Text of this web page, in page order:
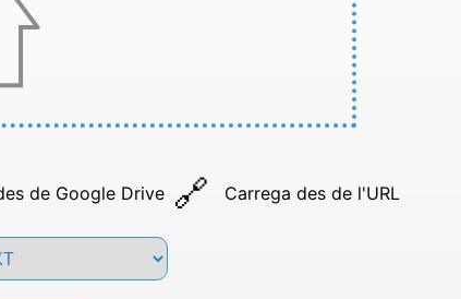
de Google Drive Carrega des de l'URL